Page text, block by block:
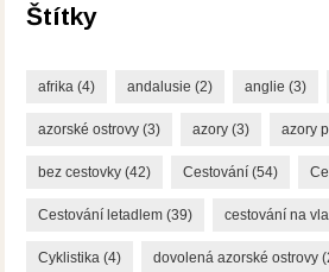
Štítky
afrika (4) andalusie (2) anglie (3)
azorské ostrovy (3) azory (3) azory
bez cestovky (42) Cestování (54)
Cestování letadlem (39) cestování na
Cyklistika (4) dovolená azorské ostrovy